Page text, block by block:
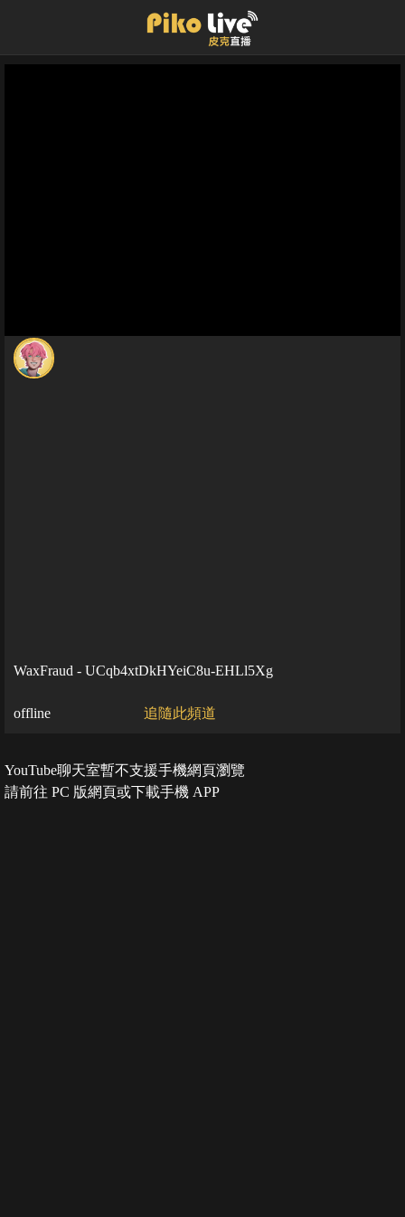
WaxFraud - UCqb4xtDkHYeiC8u-EHLl5Xg
offline 追隨此頻道
YouTube聊天室暫不支援手機網頁瀏覽
請前往 PC 版網頁或下載手機 APP